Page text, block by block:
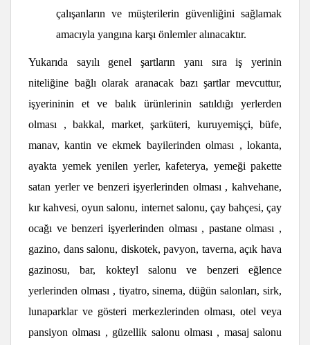
çalışanların ve müşterilerin güvenliğini sağlamak
amacıyla yangına karşı önlemler alınacaktır.
Yukarıda sayılı genel şartların yanı sıra iş yerinin
niteliğine bağlı olarak aranacak bazı şartlar mevcuttur,
işyerininin et ve balık ürünlerinin satıldığı yerlerden
olması , bakkal, market, şarküteri, kuruyemişçi, büfe,
manav, kantin ve ekmek bayilerinden olması , lokanta,
ayakta yemek yenilen yerler, kafeterya, yemeği pakette
satan yerler ve benzeri işyerlerinden olması , kahvehane,
kır kahvesi, oyun salonu, internet salonu, çay bahçesi, çay
ocağı ve benzeri işyerlerinden olması , pastane olması ,
gazino, dans salonu, diskotek, pavyon, taverna, açık hava
gazinosu, bar, kokteyl salonu ve benzeri eğlence
yerlerinden olması , tiyatro, sinema, düğün salonları, sirk,
lunaparklar ve gösteri merkezlerinden olması, otel veya
pansiyon olması , güzellik salonu olması , masaj salonu